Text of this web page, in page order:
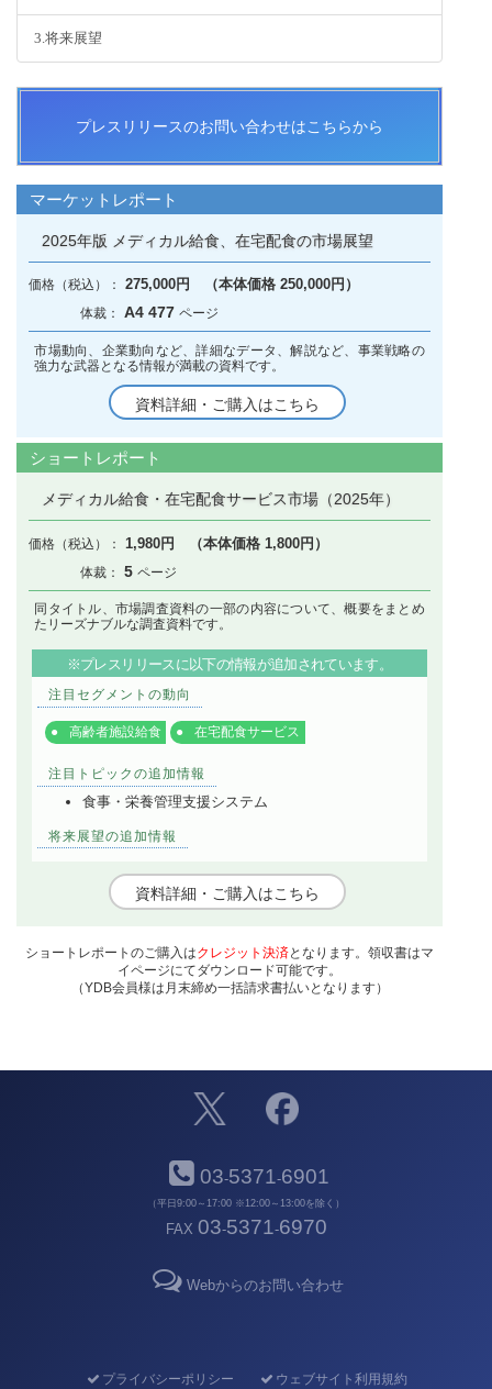
3.将来展望
プレスリリースのお問い合わせはこちらから
マーケットレポート
2025年版 メディカル給食、在宅配食の市場展望
275,000円 （本体価格 250,000円）
A4 477
市場動向、企業動向など、詳細なデータ、解説など、事業戦略の
強力な武器となる情報が満載の資料です。
資料詳細・ご購入はこちら
ショートレポート
メディカル給食・在宅配食サービス市場（2025年）
1,980円 （本体価格 1,800円）
5
同タイトル、市場調査資料の一部の内容について、概要をまとめ
たリーズナブルな調査資料です。
※プレスリリースに以下の情報が追加されています。
注目セグメントの動向
高齢者施設給食 在宅配食サービス
注目トピックの追加情報
食事・栄養管理支援システム
将来展望の追加情報
資料詳細・ご購入はこちら
ショートレポートのご購入はクレジット決済となります。領収書はマ
イページにてダウンロード可能です。
（YDB会員様は月末締め一括請求書払いとなります）
03-5371-6901
（平日9:00～17:00 ※12:00～13:00を除く）
FAX 03-5371-6970
Webからのお問い合わせ
プライバシーポリシー ウェブサイト利用規約